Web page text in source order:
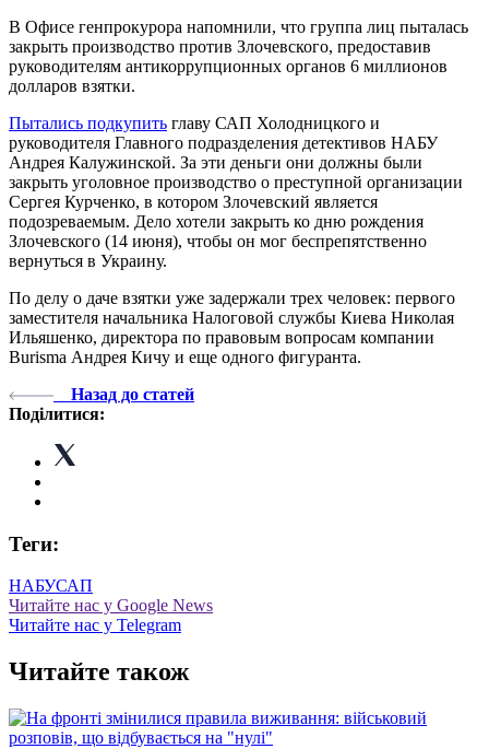
В Офисе генпрокурора напомнили, что группа лиц пыталась
закрыть производство против Злочевского, предоставив
руководителям антикоррупционных органов 6 миллионов
долларов взятки.
Пытались подкупить главу САП Холодницкого и
руководителя Главного подразделения детективов НАБУ
Андрея Калужинской. За эти деньги они должны были
закрыть уголовное производство о преступной организации
Сергея Курченко, в котором Злочевский является
подозреваемым. Дело хотели закрыть ко дню рождения
Злочевского (14 июня), чтобы он мог беспрепятственно
вернуться в Украину.
По делу о даче взятки уже задержали трех человек: первого
заместителя начальника Налоговой службы Киева Николая
Ильяшенко, директора по правовым вопросам компании
Burisma Андрея Кичу и еще одного фигуранта.
Назад до статей
Поділитися:
Теги:
НАБУСАП
Читайте нас у Google News
Читайте нас у Telegram
Читайте також